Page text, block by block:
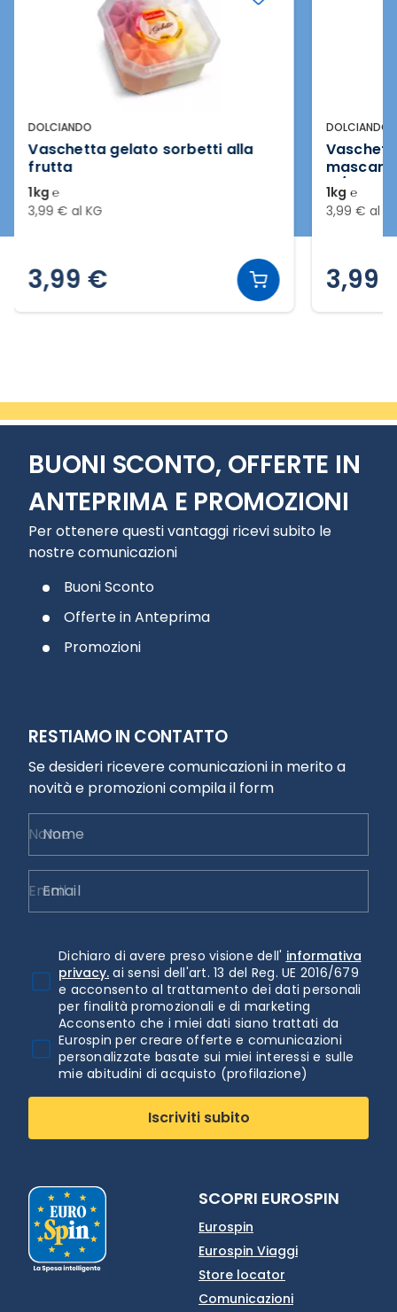
DOLCIANDO
Vaschetta gelato sorbetti alla
frutta
1kg ℮
3,99 € al KG
3,99 €
DOLCIANDO
la/
1kg ℮
3,99 € al
3,99
BUONI SCONTO, OFFERTE IN
ANTEPRIMA E PROMOZIONI
Per ottenere questi vantaggi ricevi subito le
nostre comunicazioni
Buoni Sconto
Offerte in Anteprima
Promozioni
RESTIAMO IN CONTATTO
Se desideri ricevere comunicazioni in merito a
novità e promozioni compila il form
Nome
Email
Dichiaro di avere preso visione dell' informativa
privacy. ai sensi dell'art. 13 del Reg. UE 2016/679
e acconsento al trattamento dei dati personali
per finalità promozionali e di marketing
Acconsento che i miei dati siano trattati da
Eurospin per creare offerte e comunicazioni
personalizzate basate sui miei interessi e sulle
mie abitudini di acquisto (profilazione)
Iscriviti subito
SCOPRI EUROSPIN
Eurospin
Eurospin Viaggi
Store locator
Comunicazioni